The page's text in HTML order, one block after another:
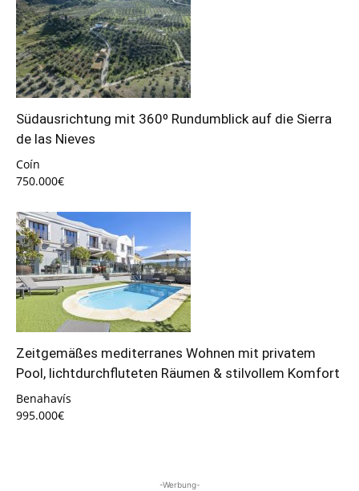
Südausrichtung mit 360º Rundumblick auf die Sierra
de las Nieves
Coín
750.000€
Zeitgemäßes mediterranes Wohnen mit privatem
Pool, lichtdurchfluteten Räumen & stilvollem Komfort
Benahavís
995.000€
-Werbung-